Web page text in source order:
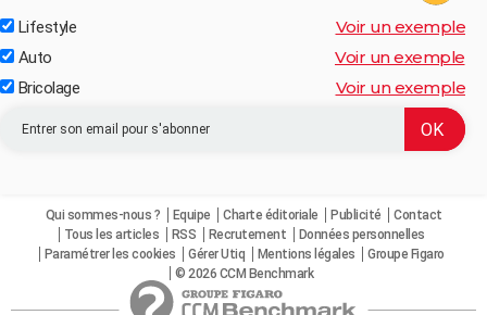
Lifestyle Voir un exemple
Auto Voir un exemple
Bricolage Voir un exemple
Qui sommes-nous ? Equipe Charte éditoriale Publicité
Contact
Tous les articles
RSS Recrutement
Données personnelles
Paramétrer les cookies
Gérer Utiq Mentions légales
Groupe Figaro
© 2026 CCM Benchmark